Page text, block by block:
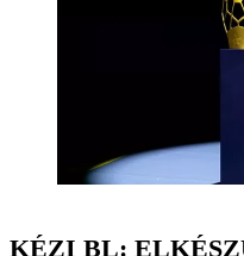
KÉZI BL: